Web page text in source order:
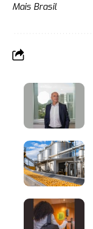
Mais Brasil